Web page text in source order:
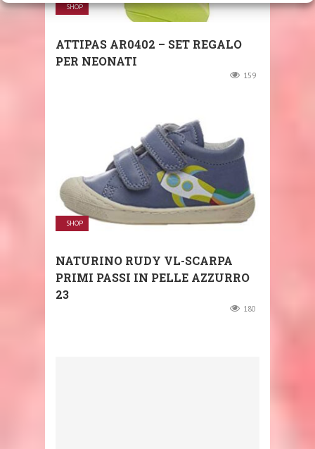
SHOP
ATTIPAS AR0402 – SET REGALO
PER NEONATI
159
SHOP
NATURINO RUDY VL-SCARPA
PRIMI PASSI IN PELLE AZZURRO
23
180